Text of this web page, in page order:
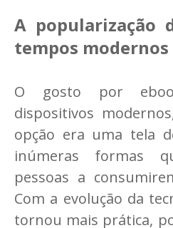
A popularização
tempos modernos
O gosto por
dispositivos
opção era uma tela
inúmeras formas
pessoas a
Com a evolução da
tornou mais prática,